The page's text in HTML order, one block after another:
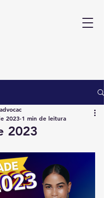
2023
2023 1 min de leitura